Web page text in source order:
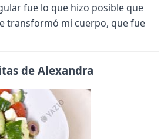
fue lo que hizo posible que
transformó mi cuerpo, que fue
de Alexandra